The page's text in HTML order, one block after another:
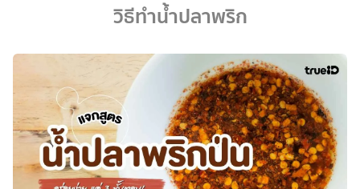
วิธีทำน้ำปลาพริก